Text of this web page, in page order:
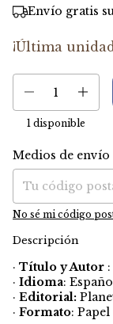
Envío gratis
¡Última
1 disponible
Entregas para el CP:
Medios de envío
No sé mi código
Descripción
· Título y Autor
· Idioma:
· Editorial:
· Formato: Papel